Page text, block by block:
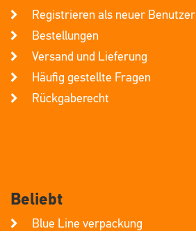
Registrieren als neuer Benutzer
Bestellungen
Versand und Lieferung
Häufig gestellte Fragen
Rückgaberecht
Beliebt
Blue Line verpackung